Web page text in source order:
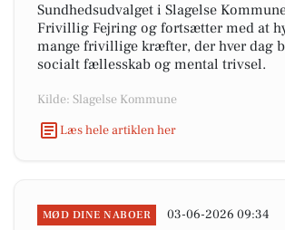
Sundhedsudvalget i Slagelse
Frivillig Fejring og fortsætter med at
mange frivillige kræfter, der hver dag
socialt fællesskab og mental trivsel.
Kilde: Slagelse Kommune
Læs hele artiklen her
MØD DINE NABOER 03-06-2026 09:34